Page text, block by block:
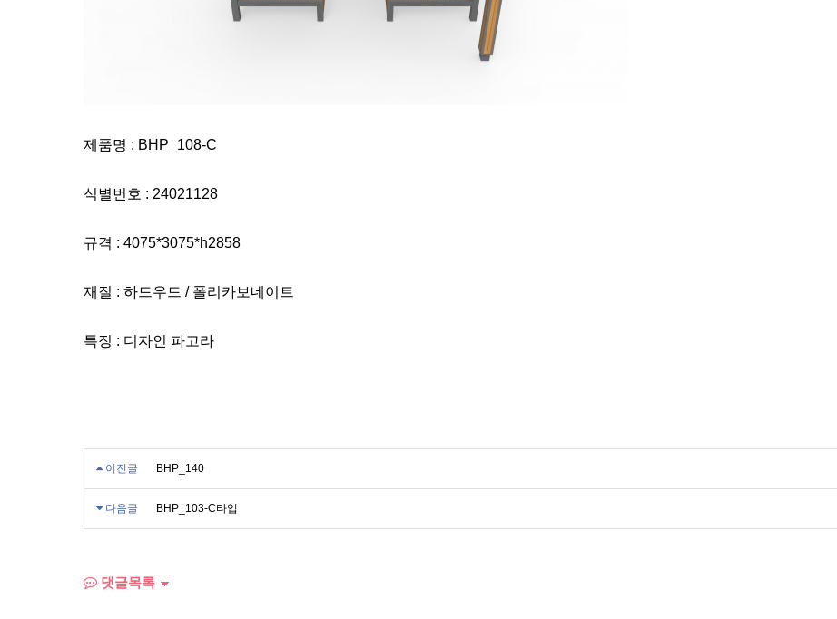
제품명 : BHP_108-C
식별번호 : 24021128
규격 : 4075*3075*h2858
재질 : 하드우드 / 폴리카보네이트
특징 : 디자인 파고라
이전글 BHP_140
다음글 BHP_103-C타입
댓글목록